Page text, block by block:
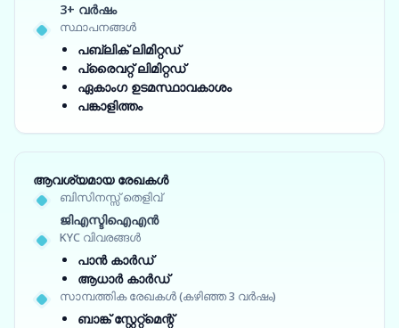
3+ വർഷം
സ്ഥാപനങ്ങൾ
പബ്ലിക് ലിമിറ്റഡ്
പ്രൈവറ്റ് ലിമിറ്റഡ്
ഏകാംഗ ഉടമസ്ഥാവകാശം
പങ്കാളിത്തം
ആവശ്യമായ രേഖകൾ
ബിസിനസ്സ് തെളിവ്
ജിഎസ്ടിഐഎൻ
KYC വിവരങ്ങൾ
പാൻ കാർഡ്
ആധാർ കാർഡ്
സാമ്പത്തിക രേഖകൾ (കഴിഞ്ഞ 3 വർഷം)
ബാങ്ക് സ്റ്റേറ്റ്‌മെന്റ്